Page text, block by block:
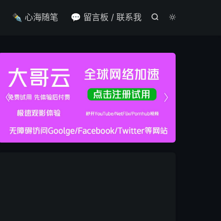


✒️ 心海随笔 💬 留言板 / 联系我

